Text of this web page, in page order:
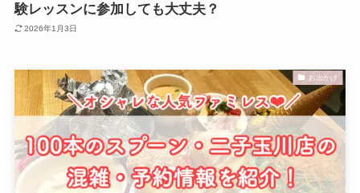
験レッスンに参加しても大丈夫？
2026年1月3日
お出かけ